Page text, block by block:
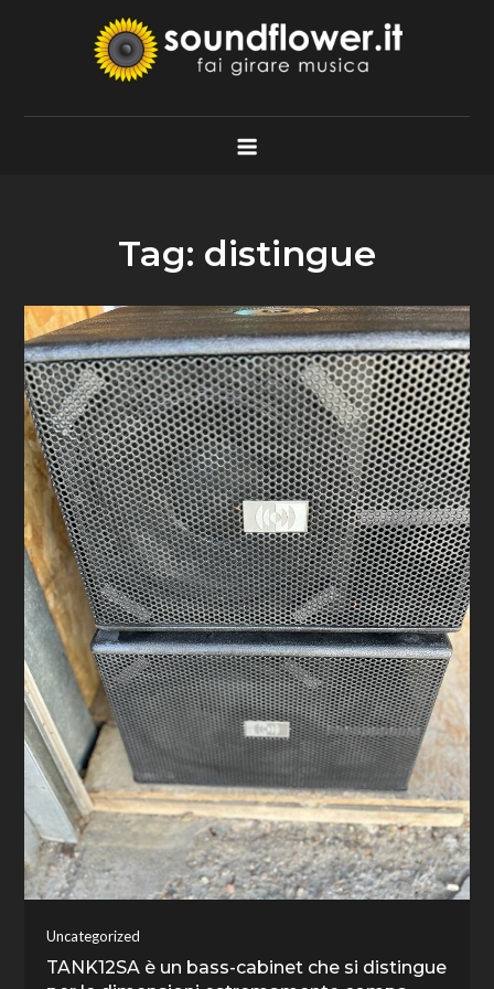
Soundflower.it
Fai Girare Musica
Tag: distingue
Uncategorized
TANK12SA è un bass-cabinet che si distingue